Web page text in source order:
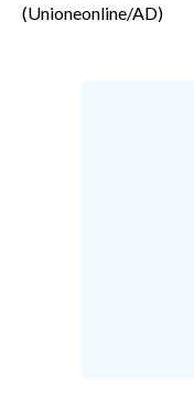
PUBBLICITÀ
(Unioneonline/AD)